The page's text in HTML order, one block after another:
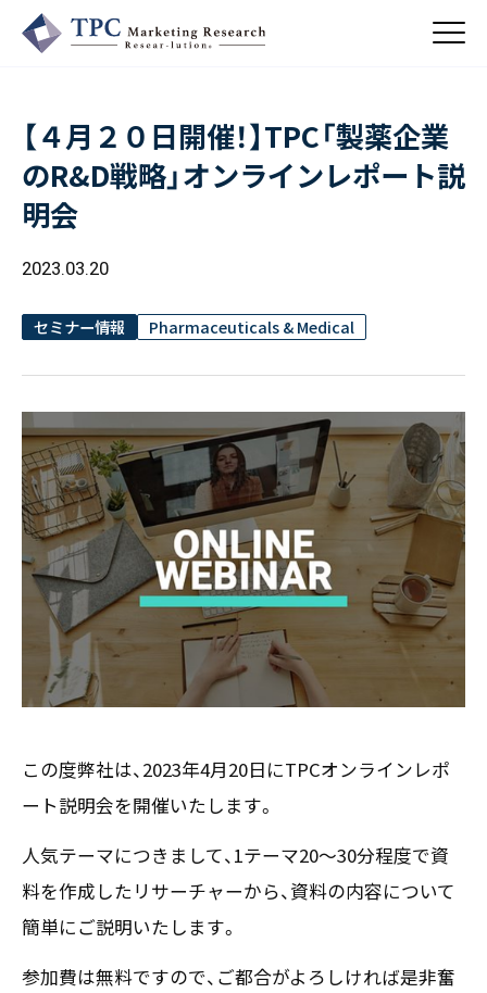
Mail form
06-6538-5358
［ 9:00-17:00 土日祝除く ］
About Us ／ TPCについて
私たちの強み
CSR
Business
依頼・受託調査
- 競合調査
- クイックリサーチ
自主企画調査
お客様の声
Online Shop ／ 事業紹介
Pharmaceuticals & Medical
Chemical & Life Sciences
ALL
お知らせ
新刊情報
掲載情報
Newsletter
インタビュー
セミナー情報
TPCジャーナル
Recruit ／ 採用情報
採用TOP
- 求める人物像
- 人事育成システム
- 先輩社員の声
- エントリー一覧
- TPCでの働き方
Contents ／ 事業紹介
お問い合わせ
情報セキュリティ基本方針
コンプライアンス規程
プライバシーポリシー
【４月２０日開催！】TPC「製薬企業
のR&D戦略」オンラインレポート説
明会
2023.03.20
セミナー情報 Pharmaceuticals & Medical
この度弊社は、2023年4月20日にTPCオンラインレポ
ート説明会を開催いたします。
人気テーマにつきまして、1テーマ20～30分程度で資
料を作成したリサーチャーから、資料の内容について
簡単にご説明いたします。
参加費は無料ですので、ご都合がよろしければ是非奮